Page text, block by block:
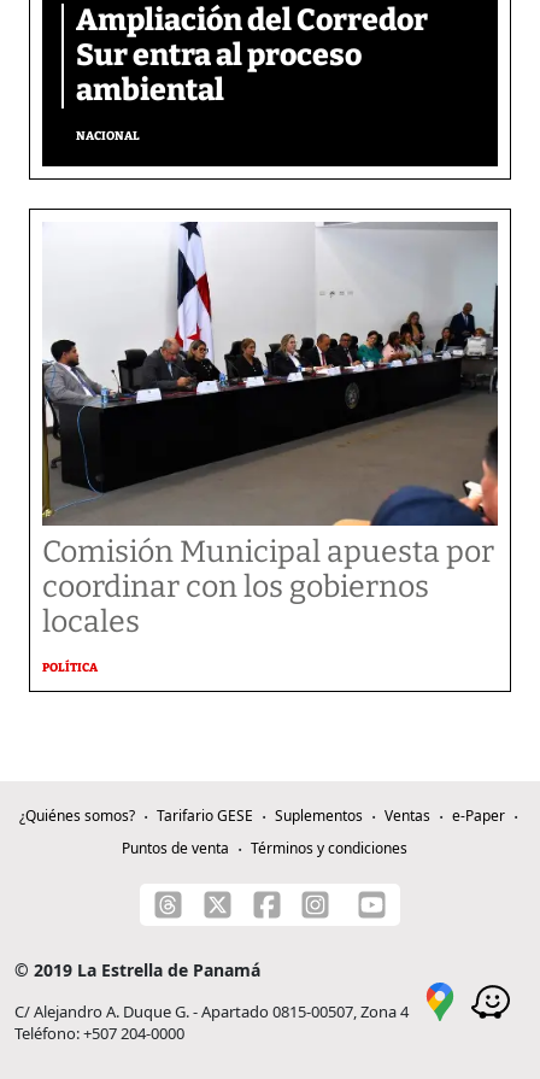
Ampliación del Corredor
Sur entra al proceso
ambiental
NACIONAL
Comisión Municipal apuesta por
coordinar con los gobiernos
locales
POLÍTICA
¿Quiénes somos? Tarifario GESE Suplementos Ventas
e-Paper
Puntos de venta
Términos y condiciones
© 2019 La Estrella de Panamá
C/ Alejandro A. Duque G. - Apartado 0815-00507, Zona 4
Teléfono: +507 204-0000